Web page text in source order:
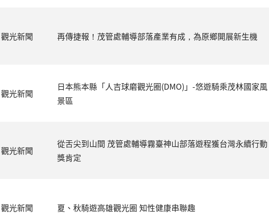
觀光新聞 再傳捷報！茂管處輔導部落產業有成，為原鄉開展新生機
觀光新聞
日本熊本縣「人吉球磨觀光圈(DMO)」-悠遊騎乘茂林國家風
景區
觀光新聞
從舌尖到山間 茂管處輔導霧臺神山部落遊程獲台灣永續行動
獎肯定
觀光新聞 夏、秋騎遊高雄觀光圈 知性健康串聯趣